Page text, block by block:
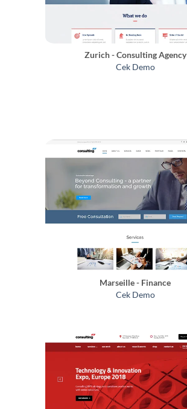
Zurich - Consulting Agency
Cek Demo
Marseille - Finance
Cek Demo